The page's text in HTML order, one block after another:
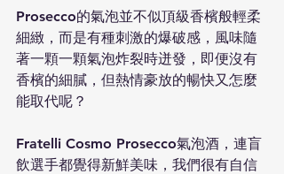
Prosecco的氣泡並不似頂級香檳般輕柔
細緻，而是有種刺激的爆破感，風味隨
著一顆一顆氣泡炸裂時迸發，即便沒有
香檳的細膩，但熱情豪放的暢快又怎麼
能取代呢？
Fratelli Cosmo Prosecco氣泡酒，連盲
飲選手都覺得新鮮美味，我們很有自信